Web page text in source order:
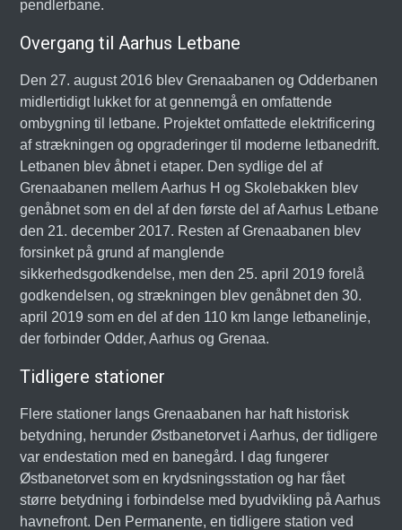
pendlerbane.
Overgang til Aarhus Letbane
Den 27. august 2016 blev Grenaabanen og Odderbanen
midlertidigt lukket for at gennemgå en omfattende
ombygning til letbane. Projektet omfattede elektrificering
af strækningen og opgraderinger til moderne letbanedrift.
Letbanen blev åbnet i etaper. Den sydlige del af
Grenaabanen mellem Aarhus H og Skolebakken blev
genåbnet som en del af den første del af Aarhus Letbane
den 21. december 2017. Resten af Grenaabanen blev
forsinket på grund af manglende
sikkerhedsgodkendelse, men den 25. april 2019 forelå
godkendelsen, og strækningen blev genåbnet den 30.
april 2019 som en del af den 110 km lange letbanelinje,
der forbinder Odder, Aarhus og Grenaa.
Tidligere stationer
Flere stationer langs Grenaabanen har haft historisk
betydning, herunder Østbanetorvet i Aarhus, der tidligere
var endestation med en banegård. I dag fungerer
Østbanetorvet som en krydsningsstation og har fået
større betydning i forbindelse med byudvikling på Aarhus
havnefront. Den Permanente, en tidligere station ved